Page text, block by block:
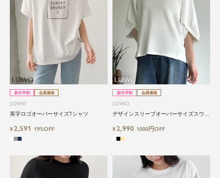
新作早割 会員価格
LOWO
英字ロゴオーバーサイズTシャツ
¥2,591 19%OFF
新作早割 会員価格
LOWO
デザインスリーブオーバーサイズスウェ
¥2,990 1000円OFF